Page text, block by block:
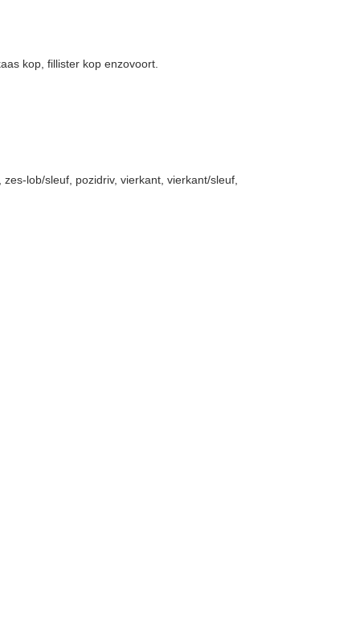
kop, fillister kop enzovoort.
lob/sleuf, pozidriv, vierkant, vierkant/sleuf,